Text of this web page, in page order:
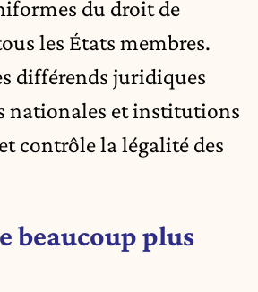
du droit de
les États membres.
différends juridiques
nationales et institutions
contrôle la légalité des
beaucoup plus